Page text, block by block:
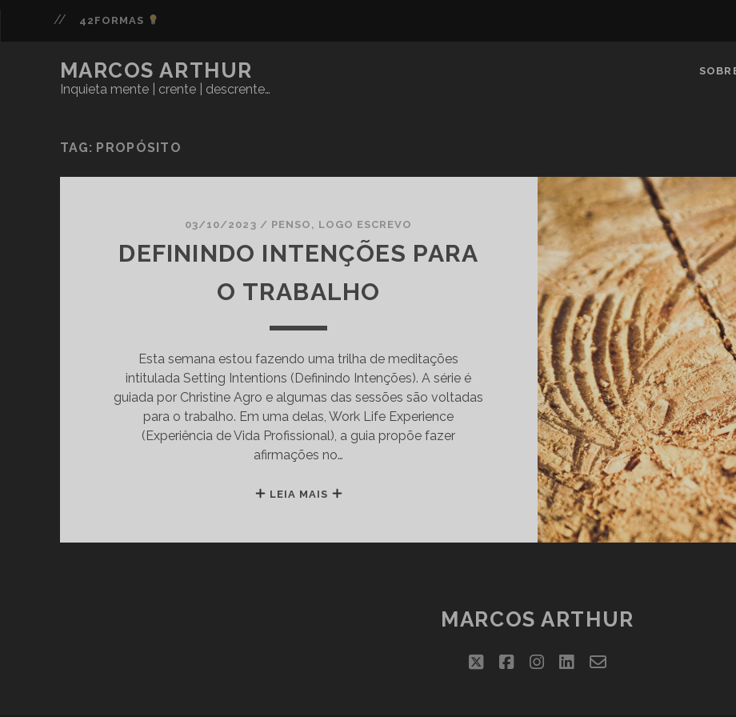
42FORMAS
MARCOS ARTHUR
Inquieta mente | crente | descrente…
TAG: PROPÓSITO
03/10/2023 / PENSO, LOGO ESCREVO
DEFININDO INTENÇÕES PARA
O TRABALHO
Esta semana estou fazendo uma trilha de meditações
intitulada Setting Intentions (Definindo Intenções). A série é
guiada por Christine Agro e algumas das sessões são voltadas
para o trabalho. Em uma delas, Work Life Experience
(Experiência de Vida Profissional), a guia propõe fazer
afirmações no…
LEIA MAIS
DEFININDO
MARCOS ARTHUR
twitterfacebookinstagram
linkedinemail-